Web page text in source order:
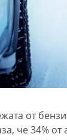
от
че 34%